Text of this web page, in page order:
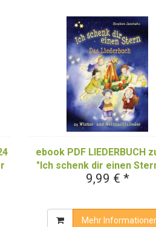
ebook PDF LIEDERBUCH
"Ich schenk dir einen
Winter- und9,99 € *
Mehr